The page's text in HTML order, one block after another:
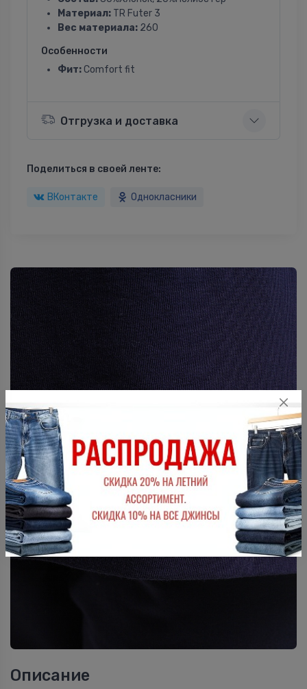
Материал: TR Futer 3
Вес материала: 260
Особенности
Фит: Comfort fit
Отгрузка и доставка
Поделиться в своей ленте:
ВКонтакте Однокласники
Описание